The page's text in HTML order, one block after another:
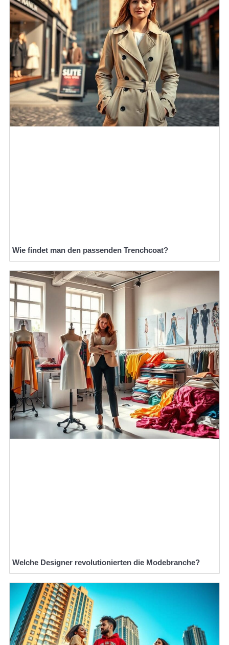
Wie findet man den passenden Trenchcoat?
Welche Designer revolutionierten die Modebranche?